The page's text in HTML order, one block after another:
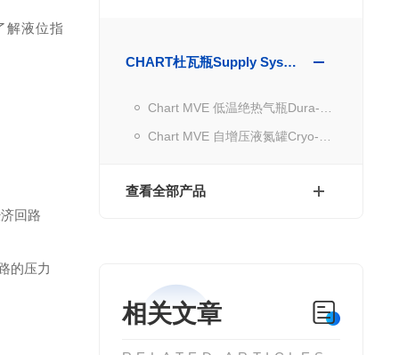
CHART杜瓦瓶Supply Systems
查看全部产品
相关文章
解液位指
回路
的压力